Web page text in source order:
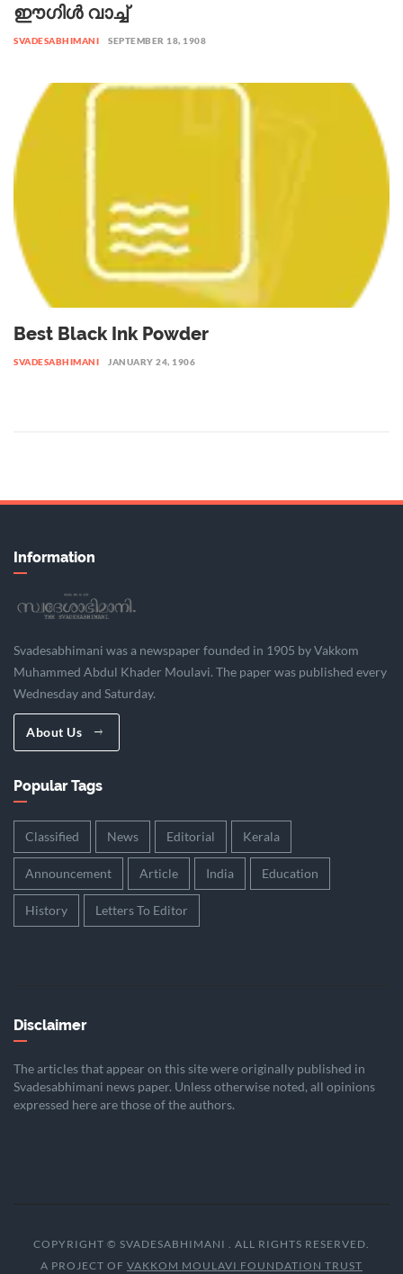
ഈഗിൾ വാച്ച്
SVADESABHIMANI SEPTEMBER 18, 1908
Best Black Ink Powder
SVADESABHIMANI JANUARY 24, 1906
Information
Svadesabhimani was a newspaper founded in 1905 by Vakkom
Muhammed Abdul Khader Moulavi. The paper was published every
Wednesday and Saturday.
About Us
Popular Tags
Classified News Editorial Kerala
Announcement Article India Education
History Letters To Editor
Disclaimer
The articles that appear on this site were originally published in
Svadesabhimani news paper. Unless otherwise noted, all opinions
expressed here are those of the authors.
COPYRIGHT © SVADESABHIMANI . ALL RIGHTS RESERVED.
A PROJECT OF VAKKOM MOULAVI FOUNDATION TRUST